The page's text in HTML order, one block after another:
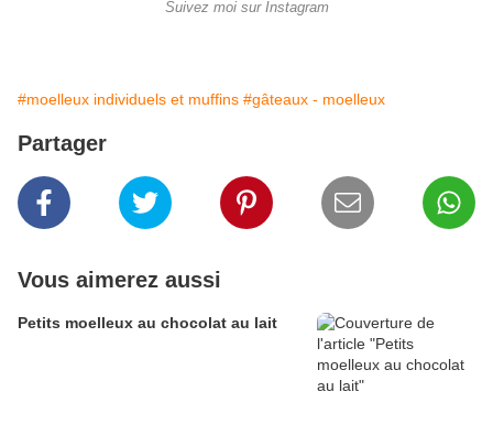
Suivez moi sur Instagram
#moelleux individuels et muffins #gâteaux - moelleux
Partager
Vous aimerez aussi
Petits moelleux au chocolat au lait